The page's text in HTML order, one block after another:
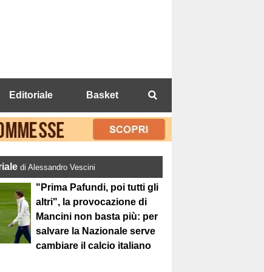
Editoriale Basket
di Alessandro Vescini
"Prima Pafundi, poi tutti gli
altri", la provocazione di
Mancini non basta più: per
salvare la Nazionale serve
cambiare il calcio italiano